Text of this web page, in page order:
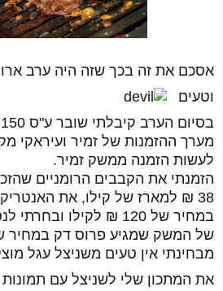
אסכם את זה בכך שזה היה ערב
וטעים
מערך ההזמנות של זמיר ועיראקי
לעשות הזמנה ממשק זמיר.
הזמנתי את הקבבים הרומניים
38 ₪ למארז של קילו, את
במחיר של 120 ₪ לקילו
מבחינתי אין טעים משניצל עגל
את המתכון שלי לשניצל עם תמונות